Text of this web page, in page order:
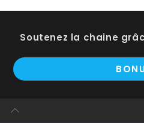
Soutenez la chaine